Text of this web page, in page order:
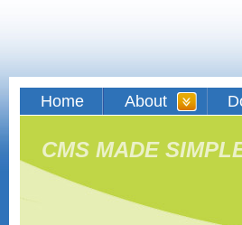
Home About
CMS MADE